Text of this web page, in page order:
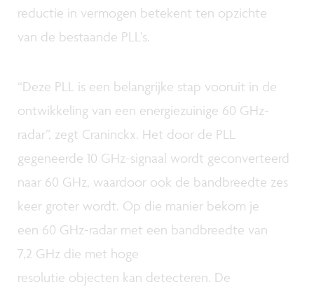
reductie in vermogen betekent ten opzichte
van de bestaande PLL’s.
“Deze PLL is een belangrijke stap vooruit in de
ontwikkeling van een energiezuinige 60 GHz-
radar”, zegt Craninckx. Het door de PLL
gegeneerde 10 GHz-signaal wordt geconverteerd
naar 60 GHz, waardoor ook de bandbreedte zes
keer groter wordt. Op die manier bekom je
een 60 GHz-radar met een bandbreedte van
7,2 GHz die met hoge
resolutie objecten kan detecteren. De